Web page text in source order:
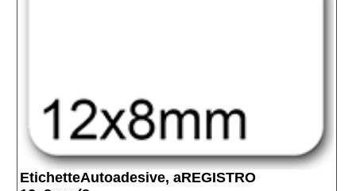
EtichetteAutoadesive, aREGISTRO